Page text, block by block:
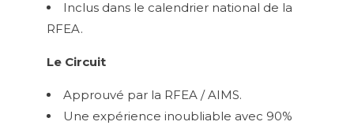
Inclus dans le calendrier national de la
RFEA.
Le Circuit
Approuvé par la RFEA / AIMS.
Une expérience inoubliable avec 90%